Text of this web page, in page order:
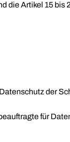
Artikel 15 bis
der
für